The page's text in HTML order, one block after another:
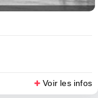
Voir les infos